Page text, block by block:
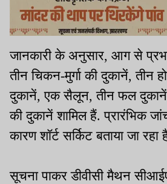
जानकारी के अनुसार, आग से
तीन चिकन-मुर्गा की दुकानें, तीन
दुकानें, एक सैलून, तीन फल
की दुकानें शामिल हैं. प्रारंभिक
कारण शॉर्ट सर्किट बताया जा रहा
सूचना पाकर डीवीसी मैथन